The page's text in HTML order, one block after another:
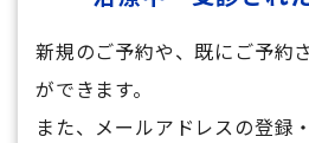
新規のご予約や、既にご予約
ができます。
また、メールアドレスの登録